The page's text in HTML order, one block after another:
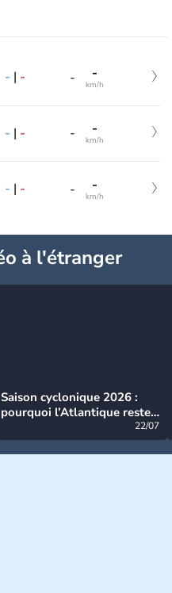
- | - - -
km/h
- | - - -
km/h
- | - - -
km/h
à l'étranger
Saison cyclonique 2026 :
pourquoi l’Atlantique reste
22/07